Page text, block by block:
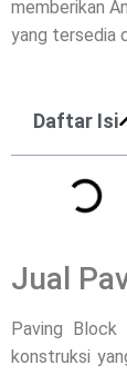
memberikan
yang tersedia
Daftar Isi
Jual
Paving
konstruksi